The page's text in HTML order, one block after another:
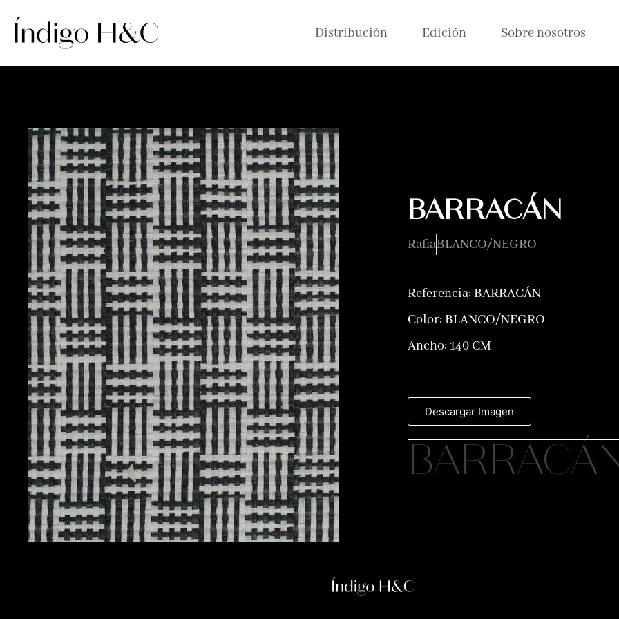
Distribución Edición Sobre nosotros
BARRACÁN
RafiaBLANCO/NEGRO
Referencia: BARRACÁN
Color: BLANCO/NEGRO
Ancho: 140 CM
Descargar Imagen